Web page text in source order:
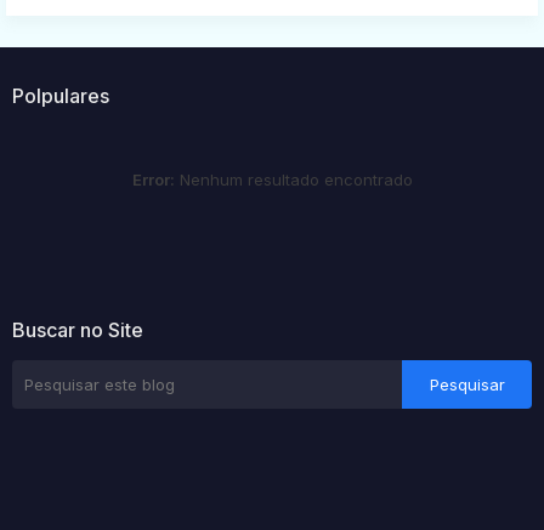
Polpulares
Error: Nenhum resultado encontrado
Buscar no Site